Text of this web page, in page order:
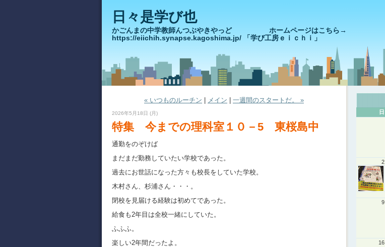
日々是学び也
かごんまの中学教師んつぶやきやっど ホームページはこちら→
https://eiichih.synapse.kagoshima.jp/ 「学び工房ｅｉｃｈｉ」
« いつものルーチン メイン 一週間のスタートだ。 »
2026年5月18日 (月)
特集 今までの理科室１０－5 東桜島中
通勤をのぞけば
まだまだ勤務していたい学校であった。
過去にお世話になった方々も校長をしていた学校。
木村さん、杉浦さん・・・。
閉校を見届ける経験は初めてであった。
給食も2年目は全校一緒にしていた。
ふふふ。
楽しい2年間だったよ。
日
2
9
16